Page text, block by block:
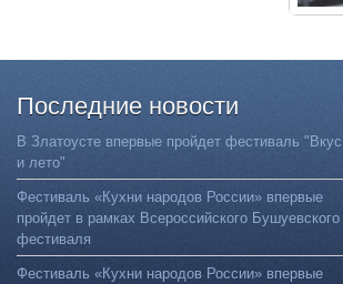
Последние новости
В Златоусте впервые пройдет фестиваль "Вкус
и лето"
Фестиваль «Кухни народов России» впервые
пройдет в рамках Всероссийского Бушуевского
фестиваля
Фестиваль «Кухни народов России» впервые